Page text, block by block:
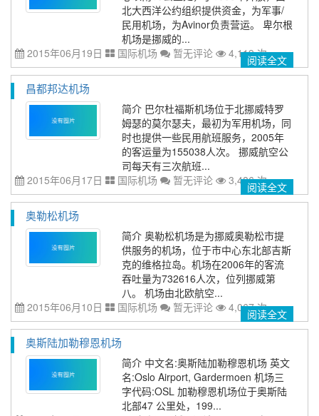
北大西洋公约组织提供资金，为军事/
民用机场，为Avinor负责营运。 卑尔根
机场是挪威的...
2015年06月19日
国际机场 暂无评论 4,119 次阅读全文
昌都邦达机场
简介 巴尔杜福斯机场位于北挪威特罗
姆瑟的莫尔瑟夫，最初为军用机场，同
时也提供一些民用航班服务，2005年
的客运量为155038人次。 挪威航空公
司每天有三次航班...
2015年06月17日
国际机场 暂无评论 3,486 次阅读全文
奥勒松机场
简介 奥勒松机场是为挪威奥勒松市提
供服务的机场，位于市中心东北部吉斯
克的维格拉岛。机场在2006年的客流
吞吐量为732616人次，位列挪威第
八。 机场由北欧航空...
2015年06月10日
国际机场 暂无评论 4,067 次阅读全文
奥斯陆加勒穆恩机场
简介 中文名:奥斯陆加勒穆恩机场 英文
名:Oslo Airport, Gardermoen 机场三
字代码:OSL 加勒穆恩机场位于奥斯陆
北部47 公里处，199...